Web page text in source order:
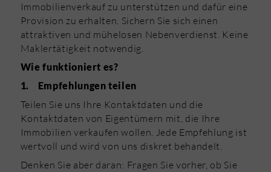
Immobilienverkauf zu unterstützen und dafür eine
Provision zu erhalten. Sichern Sie sich einen
attraktiven und mühelosen Nebenverdienst. Keine
Maklertätigkeit notwendig.
Wie funktioniert es?
1. Empfehlungen teilen
Teilen Sie uns Ihre Kontaktdaten und die
Kontaktdaten von Eigentümern mit, die Ihre
Immobilien verkaufen wollen. Jede Empfehlung ist
wertvoll und wird von uns diskret behandelt.
Denken Sie aber daran: Fragen Sie vorher, ob Sie